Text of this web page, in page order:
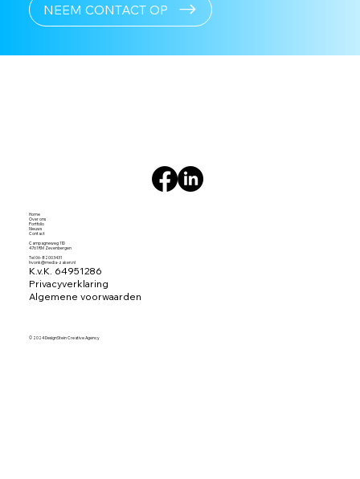
NEEM CONTACT OP
© 2024 DesignStein Creative Agency
Campagneweg 11D
4761 RM Zevenbergen
Tel 06-82003431
hvonk@media-zaken.nl
K.v.K. 64951286
Privacyverklaring
Algemene voorwaarden
Home
Over ons
Portfolio
Nieuws
Contact